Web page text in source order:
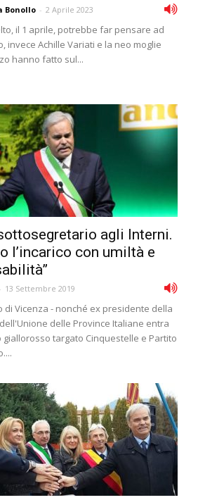
Bonollo - 2 Aprile 2023
il 1 aprile, potrebbe far pensare ad
invece Achille Variati e la neo moglie
hanno fatto sul...
agli Interni.
l’incarico con umiltà e
- 13 Settembre 2019
di Vicenza - nonché ex presidente della
delle Province Italiane entra
giallorosso targato Cinquestelle e Partito